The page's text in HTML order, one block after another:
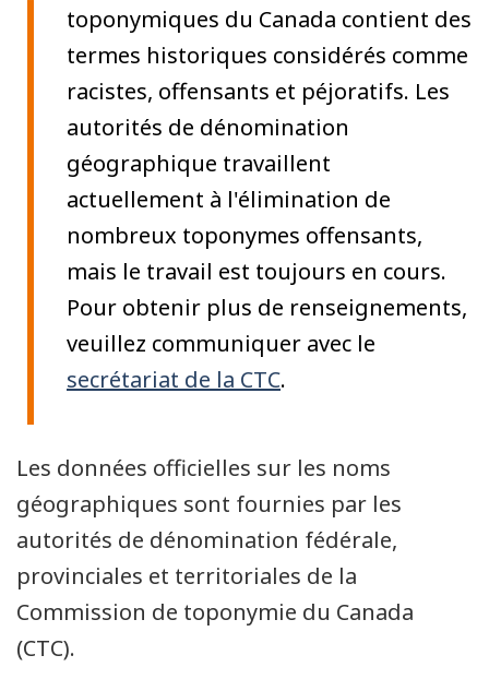
toponymiques du Canada contient des
termes historiques considérés comme
racistes, offensants et péjoratifs. Les
autorités de dénomination
géographique travaillent
actuellement à l'élimination de
nombreux toponymes offensants,
mais le travail est toujours en cours.
Pour obtenir plus de renseignements,
veuillez communiquer avec le
secrétariat de la CTC.
Les données officielles sur les noms
géographiques sont fournies par les
autorités de dénomination fédérale,
provinciales et territoriales de la
Commission de toponymie du Canada
(CTC).